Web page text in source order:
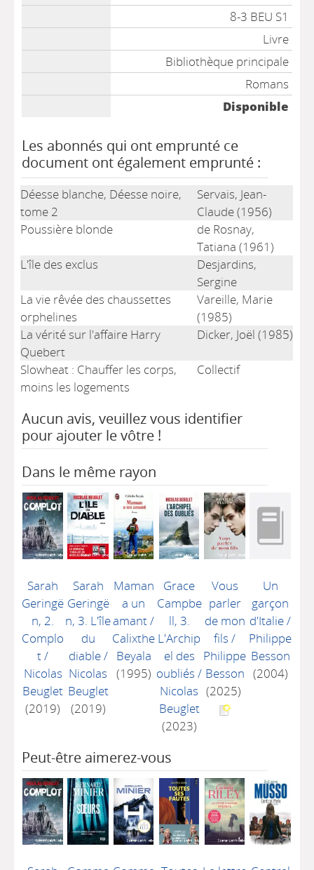
8-3 BEU S1
Livre
Bibliothèque principale
Romans
Disponible
Les abonnés qui ont emprunté ce
document ont également emprunté :
Déesse blanche, Déesse noire,
tome 2
Servais, Jean-
Claude (1956)
Poussière blonde
de Rosnay,
Tatiana (1961)
L'île des exclus
Desjardins,
Sergine
La vie rêvée des chaussettes
orphelines
Vareille, Marie
(1985)
La vérité sur l'affaire Harry
Quebert
Dicker, Joël (1985)
Slowheat : Chauffer les corps,
moins les logements
Collectif
Aucun avis, veuillez vous identifier
pour ajouter le vôtre !
Dans le même rayon
Sarah
Geringë
n, 2.
Complo
t/
Nicolas
Beuglet
(2019)
Sarah
Geringë
n, 3. L'île
du
diable/
Nicolas
Beuglet
(2019)
Maman
a un
amant/
Calixthe
Beyala
(1995)
Grace
Campbe
ll, 3.
L'Archip
el des
oubliés /
Nicolas
Beuglet
(2023)
Vous
parler
de mon
fils /
Philippe
Besson
(2025)
Un
garçon
d'Italie/
Philippe
Besson
(2004)
Peut-être aimerez-vous